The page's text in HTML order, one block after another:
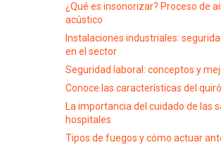
¿Qué es insonorizar? Proceso de
acústico
Instalaciones industriales:
en el sector
Seguridad laboral: conceptos y
Conoce las características del
La importancia del cuidado de las
hospitales
Tipos de fuegos y cómo actuar